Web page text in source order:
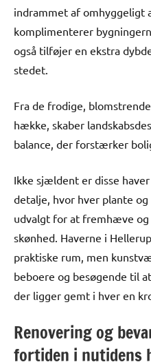
indrammet af omhyggeligt
komplimenterer
også tilføjer en ekstra
stedet.
Fra de frodige,
hække, skaber
balance, der forstærker
Ikke sjældent er disse
detalje, hvor hver plante
udvalgt for at fremhæve og
skønhed. Haverne i
praktiske rum, men
beboere og besøgende til
der ligger gemt i hver en
Renovering og
fortiden i nutidens